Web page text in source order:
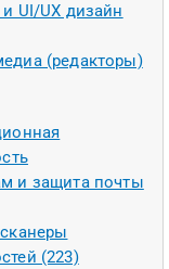
и UI/UX дизайн
(редакторы)
и защита почты
(223)